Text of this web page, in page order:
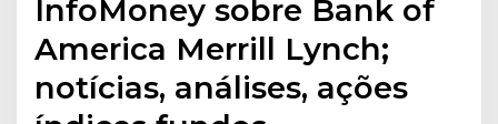
InfoMoney sobre Bank of
America Merrill Lynch;
notícias, análises, ações